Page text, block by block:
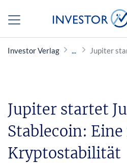
Investor Verlag Jupiter
Jupiter startet
Stablecoin:
Kryptostabilität